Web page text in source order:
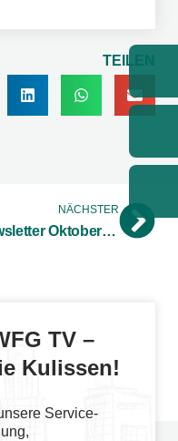
TEILEN
NÄCHSTER
Newsletter Oktober 2020 – Gewerblicher Immobilienmarkt Kreis Borken
TV –
Kulissen!
Service-